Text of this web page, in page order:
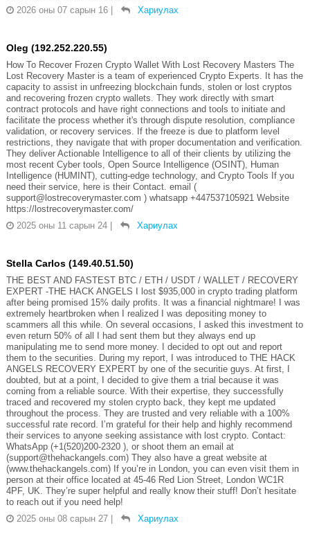
2026 оны 07 сарын 16
Хариулах
Oleg (192.252.220.55)
How To Recover Frozen Crypto Wallet With Lost Recovery Masters The
Lost Recovery Master is a team of experienced Crypto Experts. It has the
capacity to assist in unfreezing blockchain funds, stolen or lost cryptos
and recovering frozen crypto wallets. They work directly with smart
contract protocols and have right connections and tools to initiate and
facilitate the process whether it's through dispute resolution, compliance
validation, or recovery services. If the freeze is due to platform level
restrictions, they navigate that with proper documentation and verification.
They deliver Actionable Intelligence to all of their clients by utilizing the
most recent Cyber tools, Open Source Intelligence (OSINT), Human
Intelligence (HUMINT), cutting-edge technology, and Crypto Tools If you
need their service, here is their Contact. email (
support@lostrecoverymaster.com ) whatsapp +447537105921 Website
https://lostrecoverymaster.com/
2025 оны 11 сарын 24
Хариулах
Stella Carlos (149.40.51.50)
THE BEST AND FASTEST BTC / ETH / USDT / WALLET / RECOVERY
EXPERT -THE HACK ANGELS I lost $935,000 in crypto trading platform
after being promised 15% daily profits. It was a financial nightmare! I was
extremely heartbroken when I realized I was depositing money to
scammers all this while. On several occasions, I asked this investment to
even return 50% of all I had sent them but they always end up
manipulating me to send more money. I decided to opt out and report
them to the securities. During my report, I was introduced to THE HACK
ANGELS RECOVERY EXPERT by one of the securitie guys. At first, I
doubted, but at a point, I decided to give them a trial because it was
coming from a reliable source. With their expertise, they successfully
traced and recovered my stolen crypto back, they kept me updated
throughout the process. They are trusted and very reliable with a 100%
successful rate record. I’m grateful for their help and highly recommend
their services to anyone seeking assistance with lost crypto. Contact:
WhatsApp (+1(520)200-2320 ), or shoot them an email at
(support@thehackangels.com) They also have a great website at
(www.thehackangels.com) If you’re in London, you can even visit them in
person at their office located at 45-46 Red Lion Street, London WC1R
4PF, UK. They’re super helpful and really know their stuff! Don’t hesitate
to reach out if you need help!
2025 оны 08 сарын 27
Хариулах